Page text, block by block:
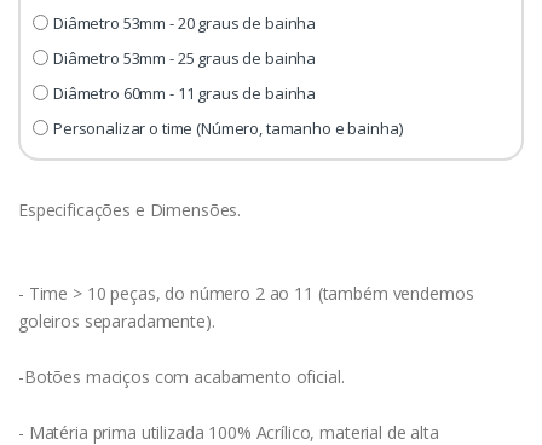
Diâmetro 53mm - 20 graus de bainha
Diâmetro 53mm - 25 graus de bainha
Diâmetro 60mm - 11 graus de bainha
Personalizar o time (Número, tamanho e bainha)
Especificações e Dimensões.
- Time > 10 peças, do número 2 ao 11 (também vendemos
goleiros separadamente).
-Botões maciços com acabamento oficial.
- Matéria prima utilizada 100% Acrílico, material de alta